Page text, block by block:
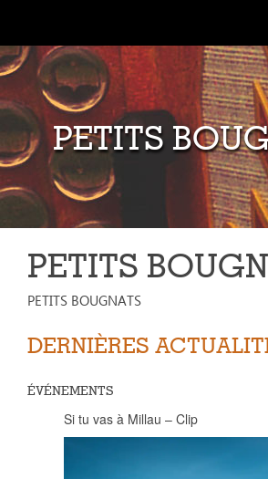
PETITS
PETITS
PETITS BOUGNATS
DERNIÈRES
ÉVÉNEMENTS
Si tu vas à Millau – Clip